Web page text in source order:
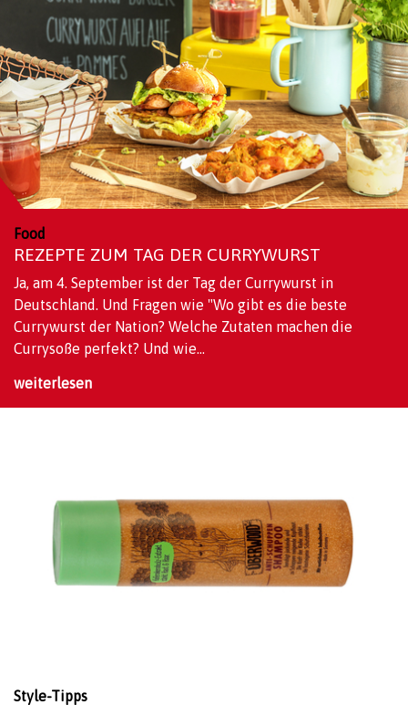
Food
REZEPTE ZUM TAG DER CURRYWURST
Ja, am 4. September ist der Tag der Currywurst in
Deutschland. Und Fragen wie "Wo gibt es die beste
Currywurst der Nation? Welche Zutaten machen die
Currysoße perfekt? Und wie...
weiterlesen
Style-Tipps